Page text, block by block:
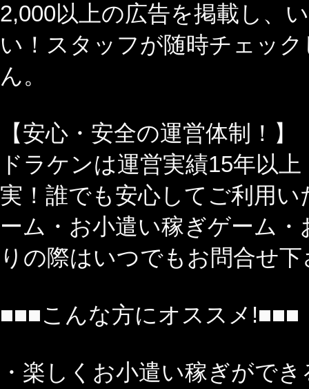
2,000以上の広告を掲載し、
い！スタッフが随時チェッ
ん。
【安心・安全の運営体制！】
ドラケンは運営実績15年以
実！誰でも安心してご利用
ーム・お小遣い稼ぎゲーム
りの際はいつでもお問合せ
■■■こんな方にオススメ!■■■
・楽しくお小遣い稼ぎがで